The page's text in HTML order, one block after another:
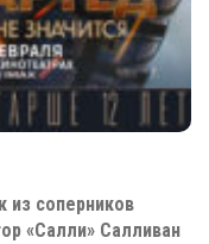
из соперников
«Салли» Салливан